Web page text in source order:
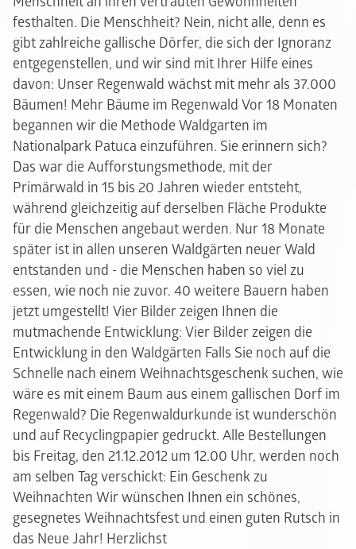
festhalten. Die Menschheit? Nein, nicht alle, denn es
gibt zahlreiche gallische Dörfer, die sich der Ignoranz
entgegenstellen, und wir sind mit Ihrer Hilfe eines
davon: Unser Regenwald wächst mit mehr als 37.000
Bäumen! Mehr Bäume im Regenwald Vor 18 Monaten
begannen wir die Methode Waldgarten im
Nationalpark Patuca einzuführen. Sie erinnern sich?
Das war die Aufforstungsmethode, mit der
Primärwald in 15 bis 20 Jahren wieder entsteht,
während gleichzeitig auf derselben Fläche Produkte
für die Menschen angebaut werden. Nur 18 Monate
später ist in allen unseren Waldgärten neuer Wald
entstanden und - die Menschen haben so viel zu
essen, wie noch nie zuvor. 40 weitere Bauern haben
jetzt umgestellt! Vier Bilder zeigen Ihnen die
mutmachende Entwicklung: Vier Bilder zeigen die
Entwicklung in den Waldgärten Falls Sie noch auf die
Schnelle nach einem Weihnachtsgeschenk suchen, wie
wäre es mit einem Baum aus einem gallischen Dorf im
Regenwald? Die Regenwaldurkunde ist wunderschön
und auf Recyclingpapier gedruckt. Alle Bestellungen
bis Freitag, den 21.12.2012 um 12.00 Uhr, werden noch
am selben Tag verschickt: Ein Geschenk zu
Weihnachten Wir wünschen Ihnen ein schönes,
gesegnetes Weihnachtsfest und einen guten Rutsch in
das Neue Jahr! Herzlichst